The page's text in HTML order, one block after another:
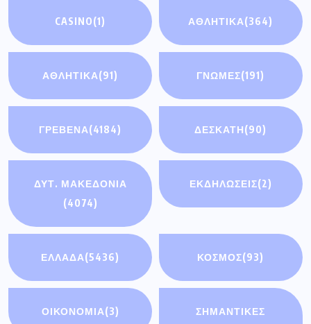
CASINO(1) ΑΘΛΗΤΙΚΑ(364)
ΑΘΛΗΤΙΚΆ(91) ΓΝΩΜΕΣ(191)
ΓΡΕΒΕΝΑ(4184) ΔΕΣΚΑΤΗ(90)
ΔΥΤ. ΜΑΚΕΔΟΝΙΑ
(4074)
ΕΚΔΗΛΩΣΕΙΣ(2)
ΕΛΛΑΔΑ(5436) ΚΟΣΜΟΣ(93)
ΟΙΚΟΝΟΜΊΑ(3)
ΣΗΜΑΝΤΙΚΈΣ